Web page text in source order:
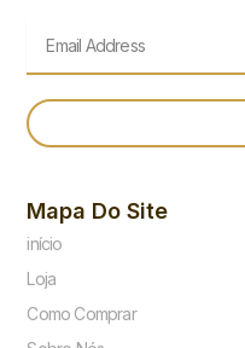
Mapa Do Site
início
Loja
Como Comprar